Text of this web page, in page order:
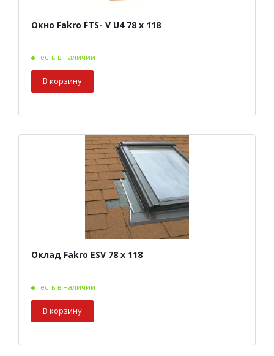
Окно Fakro FTS- V U4 78 х 118
есть в наличии
В корзину
Оклад Fakro ESV 78 х 118
есть в наличии
В корзину